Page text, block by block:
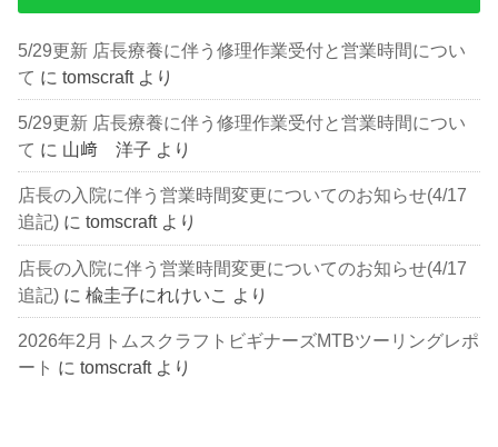
5/29更新 店長療養に伴う修理作業受付と営業時間につい
て にtomscraftより
5/29更新 店長療養に伴う修理作業受付と営業時間につい
て に 山﨑 洋子 より
店長の入院に伴う営業時間変更についてのお知らせ(4/17
追記) にtomscraftより
店長の入院に伴う営業時間変更についてのお知らせ(4/17
追記) に楡圭子にれけいこ より
2026年2月トムスクラフトビギナーズMTBツーリングレポ
ート にtomscraftより